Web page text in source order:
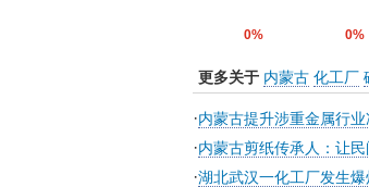
0% 0%
更多关于 内蒙古 化工厂
·内蒙古提升涉重金属行
·内蒙古剪纸传承人：让
·湖北武汉一化工厂发生